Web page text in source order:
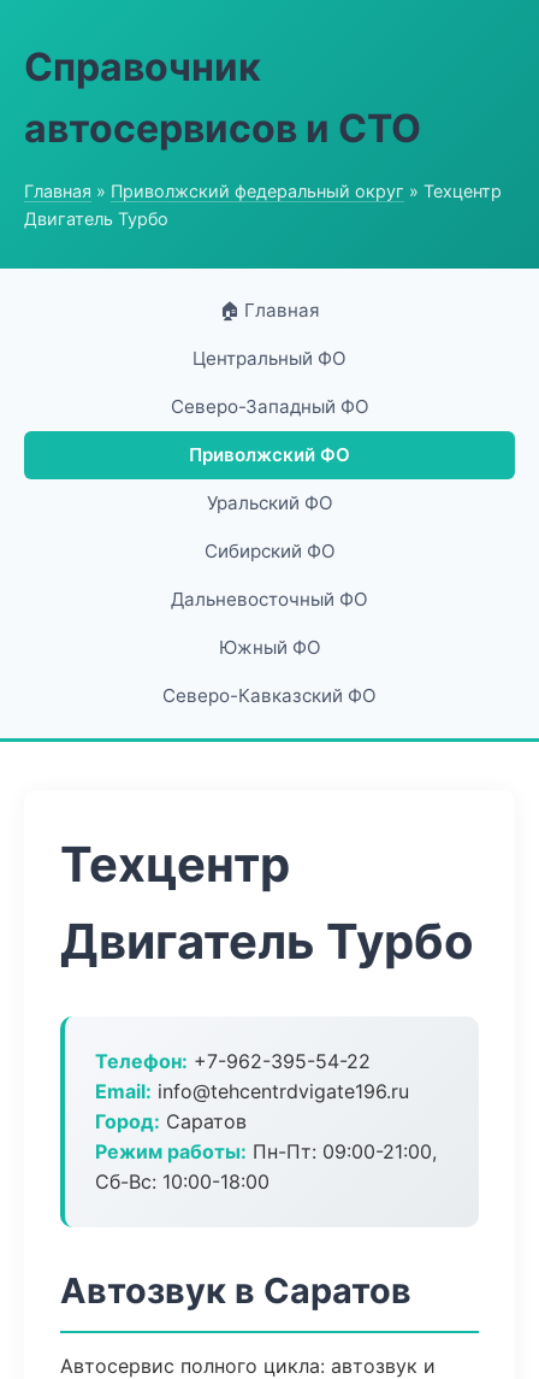
Справочник
автосервисов и СТО
Главная » Приволжский федеральный округ » Техцентр
Двигатель Турбо
🏠 Главная
Центральный ФО
Северо-Западный ФО
Приволжский ФО
Уральский ФО
Сибирский ФО
Дальневосточный ФО
Южный ФО
Северо-Кавказский ФО
Техцентр
Двигатель Турбо
Телефон: +7-962-395-54-22
Email: info@tehcentrdvigate196.ru
Город: Саратов
Режим работы: Пн-Пт: 09:00-21:00,
Сб-Вс: 10:00-18:00
Автозвук в Саратов
Автосервис полного цикла: автозвук и